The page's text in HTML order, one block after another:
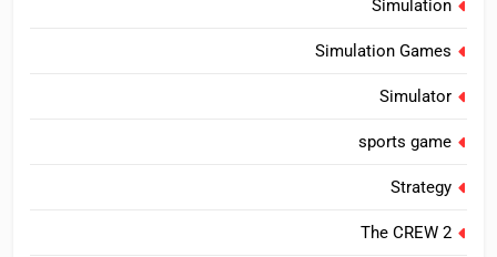
Simulation
Simulation Games
Simulator
sports game
Strategy
The CREW 2